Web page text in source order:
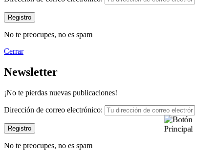
No te preocupes, no es spam
Cerrar
Newsletter
¡No te pierdas nuevas publicaciones!
Dirección de correo electrónico:
No te preocupes, no es spam